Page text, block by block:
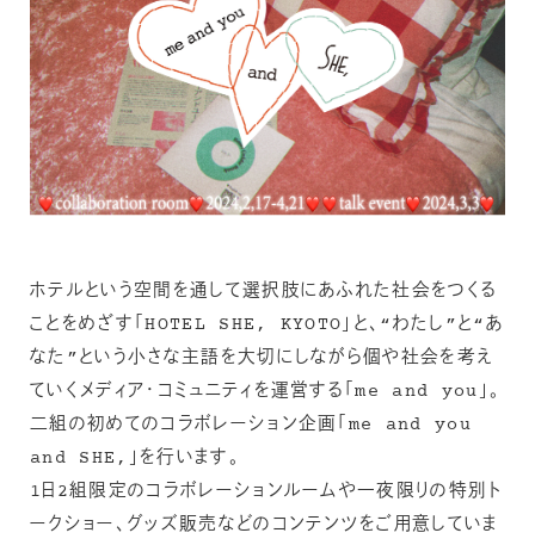
ホテルという空間を通して選択肢にあふれた社会をつくる
ことをめざす「HOTEL SHE, KYOTO」と、“わたし”と“あ
なた”という小さな主語を大切にしながら個や社会を考え
ていくメディア・コミュニティを運営する「me and you」。
二組の初めてのコラボレーション企画「me and you
and SHE,」を行います。
1日2組限定のコラボレーションルームや一夜限りの特別ト
ークショー、グッズ販売などのコンテンツをご用意していま